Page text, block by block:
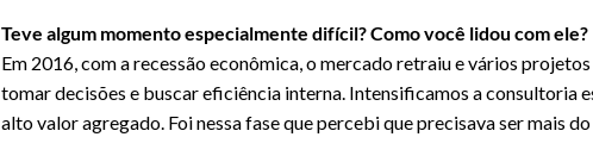
Teve algum momento especialmente difícil? Como você lidou com ele?
Em 2016, com a recessão econômica, o mercado retraiu e vários
tomar decisões e buscar eficiência interna. Intensificamos a consultoria
alto valor agregado. Foi nessa fase que percebi que precisava ser mais